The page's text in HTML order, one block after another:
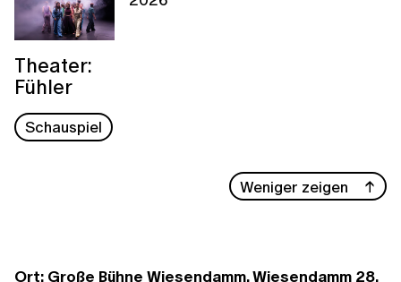
Theater:
Fühler
Schauspiel
Weniger zeigen
Ort: Große Bühne Wiesendamm, Wiesendamm 28,